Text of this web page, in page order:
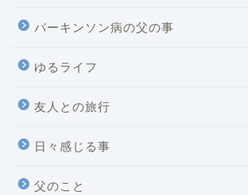
パーキンソン病の父の事
ゆるライフ
友人との旅行
日々感じる事
父のこと